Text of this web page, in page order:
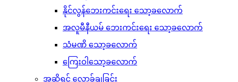
နိုင်လွန်ဘေးကင်းရေး သော့ခလောက်
အလူမီနီယမ် ဘေးကင်းရေး သော့ခလောက်
သံမဏိ သော့ခလောက်
ကြေးဝါသော့ခလောက်
အဆို့ရှင် လော့ခ်ချခြင်း